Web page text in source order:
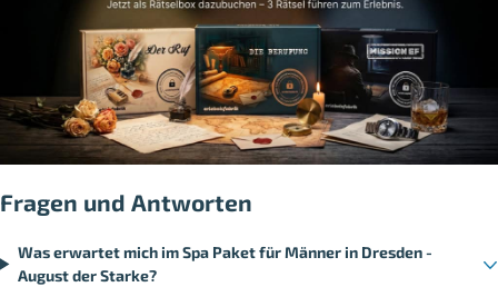
Fragen und Antworten
Was erwartet mich im Spa Paket für Männer in Dresden -
August der Starke?